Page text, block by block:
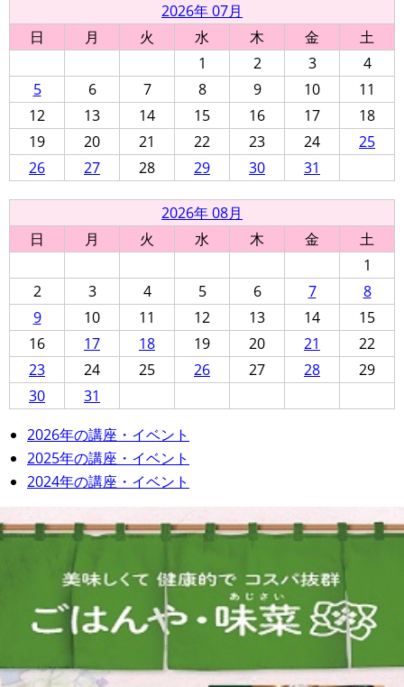
2026年 07月
日
月 火 水 木 金
土
1
2 3
4
5
6 7 8 9 10
11
12
13 14 15 16 17
18
19
20 21 22 23 24
25
26
27 28 29 30 31
2026年 08月
日
月 火 水 木 金
土
1
2
3 4 5 6 7
8
9
10 11 12 13 14
15
16
17 18 19 20 21
22
23
24 25 26 27 28
29
30
31
2026年の講座・イベント
2025年の講座・イベント
2024年の講座・イベント